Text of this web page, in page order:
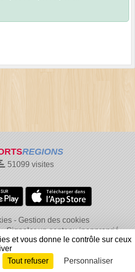
REGIONS
51099 visites
Gestion des cookies
Signaler un contenu inapproprié
Connexion
et vous donne le contrôle sur ceux
Tout refuser Personnaliser